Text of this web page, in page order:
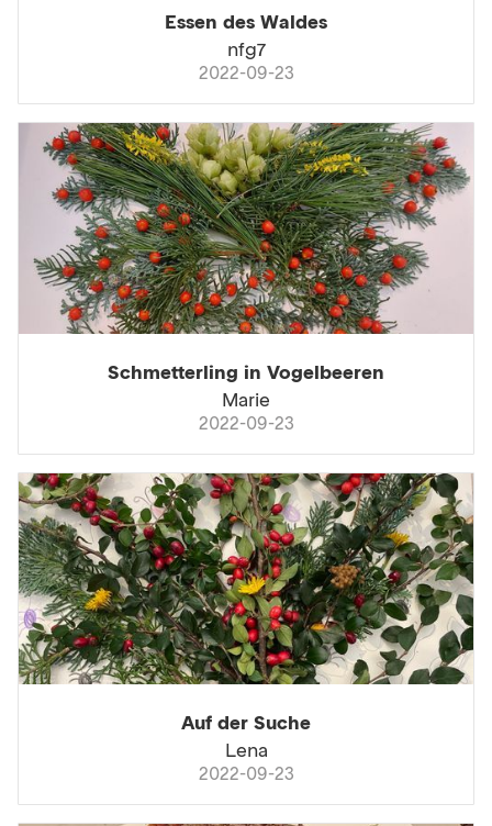
Essen des Waldes
nfg7
2022-09-23
Schmetterling in Vogelbeeren
Marie
2022-09-23
Auf der Suche
Lena
2022-09-23